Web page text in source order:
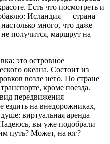
Есть что посмотреть и
Исландия — страна
много, что даже
получится, маршрут на
это островное
океана. Состоит из
возле него. По стране
кроме поезда.
передвижения —
на внедорожниках,
виртуальная аренда
вы уже подобрали
путь? Может, на юг?